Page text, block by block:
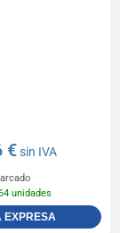
€sin IVA
unidades
EXPRESA